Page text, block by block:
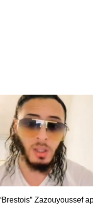
Zazouyoussef